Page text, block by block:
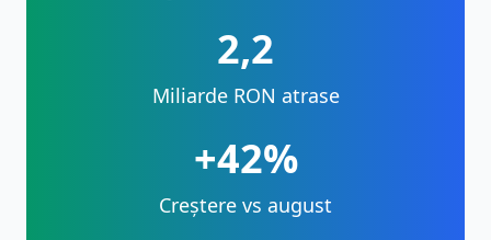
2,2
Miliarde RON atrase
+42%
Creștere vs august